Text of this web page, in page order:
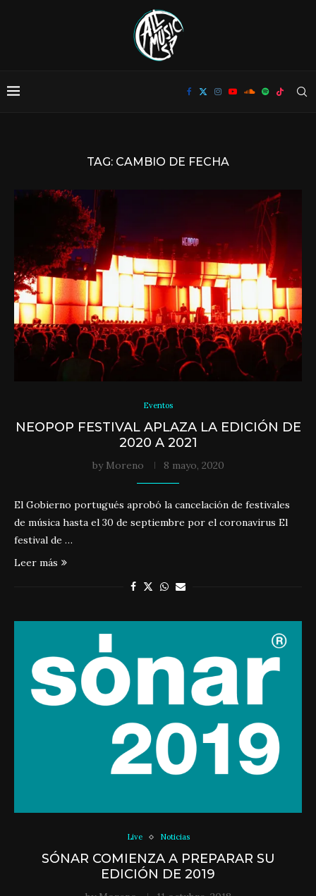
TAG: CAMBIO DE FECHA
Eventos
NEOPOP FESTIVAL APLAZA LA EDICIÓN DE
2020 A 2021
by Moreno 8 mayo, 2020
El Gobierno portugués aprobó la cancelación de festivales
de música hasta el 30 de septiembre por el coronavirus El
festival de …
Leer más
Live Noticias
SÓNAR COMIENZA A PREPARAR SU
EDICIÓN DE 2019